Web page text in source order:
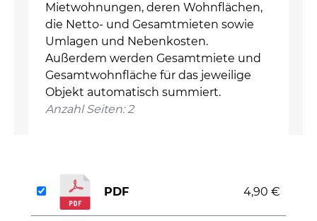
Mietwohnungen, deren Wohnflächen,
die Netto- und Gesamtmieten sowie
Umlagen und Nebenkosten.
Außerdem werden Gesamtmiete und
Gesamtwohnfläche für das jeweilige
Objekt automatisch summiert.
Anzahl Seiten: 2
PDF 4,90 €